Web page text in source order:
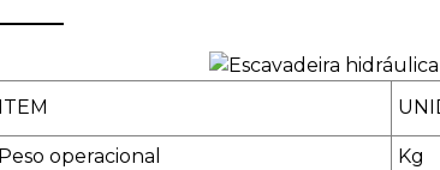
operacional Kg